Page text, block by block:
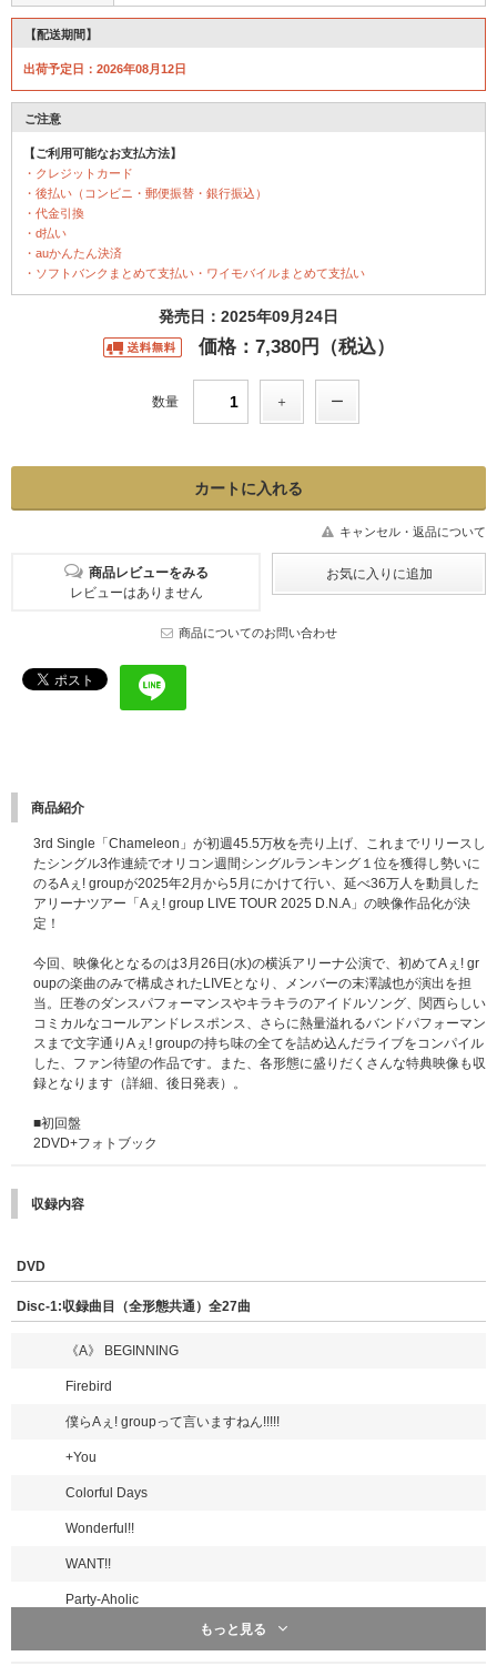
【配送期間】
出荷予定日：2026年08月12日
ご注意
【ご利用可能なお支払方法】
・クレジットカード
・後払い（コンビニ・郵便振替・銀行振込）
・代金引換
・d払い
・auかんたん決済
・ソフトバンクまとめて支払い・ワイモバイルまとめて支払い
発売日：2025年09月24日
価格：7,380円（税込）
数量
キャンセル・返品について
商品レビューをみる
レビューはありません
商品についてのお問い合わせ
商品紹介
3rd Single「Chameleon」が初週45.5万枚を売り上げ、これまでリリースし
たシングル3作連続でオリコン週間シングルランキング１位を獲得し勢いに
のるAぇ! groupが2025年2月から5月にかけて行い、延べ36万人を動員した
アリーナツアー「Aぇ! group LIVE TOUR 2025 D.N.A」の映像作品化が決
定！
今回、映像化となるのは3月26日(水)の横浜アリーナ公演で、初めてAぇ! gr
oupの楽曲のみで構成されたLIVEとなり、メンバーの末澤誠也が演出を担
当。圧巻のダンスパフォーマンスやキラキラのアイドルソング、関西らしい
コミカルなコールアンドレスポンス、さらに熱量溢れるバンドパフォーマン
スまで文字通りAぇ! groupの持ち味の全てを詰め込んだライブをコンパイル
した、ファン待望の作品です。また、各形態に盛りだくさんな特典映像も収
録となります（詳細、後日発表）。
■初回盤
2DVD+フォトブック
収録内容
DVD
Disc-1:収録曲目（全形態共通）全27曲
《A》 BEGINNING
Firebird
僕らAぇ! groupって言いますねん!!!!!
+You
Colorful Days
Wonderful!!
WANT!!
Party-Aholic
もっと見る